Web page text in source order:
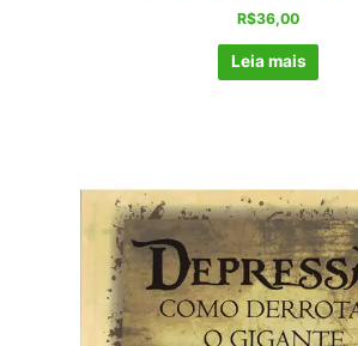
R$36,00
Leia mais